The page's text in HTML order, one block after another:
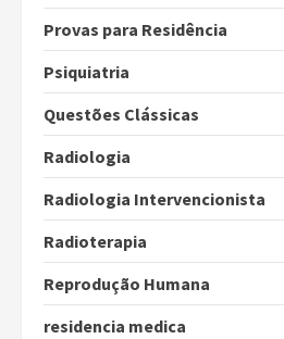
Provas para Residência
Psiquiatria
Questões Clássicas
Radiologia
Radiologia Intervencionista
Radioterapia
Reprodução Humana
residencia medica